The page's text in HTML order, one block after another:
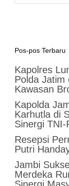
Pos-pos Terbaru
Kapolres
Polda Jatim
Kawasan
Kapolda
Karhutla di
Sinergi
Resepsi
Putri
Jambi
Merdeka